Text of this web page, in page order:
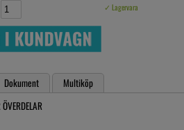
✓ Lagervara
Dokument
Multiköp
ÖVERDELAR